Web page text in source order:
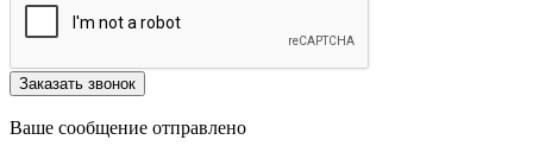
Заказать звонок
Ваше сообщение отправлено